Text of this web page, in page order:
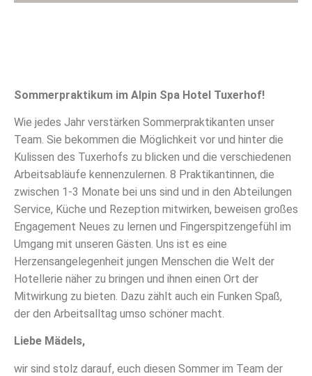
Sommerpraktikum im Alpin Spa Hotel Tuxerhof!
Wie jedes Jahr verstärken Sommerpraktikanten unser
Team. Sie bekommen die Möglichkeit vor und hinter die
Kulissen des Tuxerhofs zu blicken und die verschiedenen
Arbeitsabläufe kennenzulernen. 8 Praktikantinnen, die
zwischen 1-3 Monate bei uns sind und in den Abteilungen
Service, Küche und Rezeption mitwirken, beweisen großes
Engagement Neues zu lernen und Fingerspitzengefühl im
Umgang mit unseren Gästen. Uns ist es eine
Herzensangelegenheit jungen Menschen die Welt der
Hotellerie näher zu bringen und ihnen einen Ort der
Mitwirkung zu bieten. Dazu zählt auch ein Funken Spaß,
der den Arbeitsalltag umso schöner macht.
Liebe Mädels,
wir sind stolz darauf, euch diesen Sommer im Team der